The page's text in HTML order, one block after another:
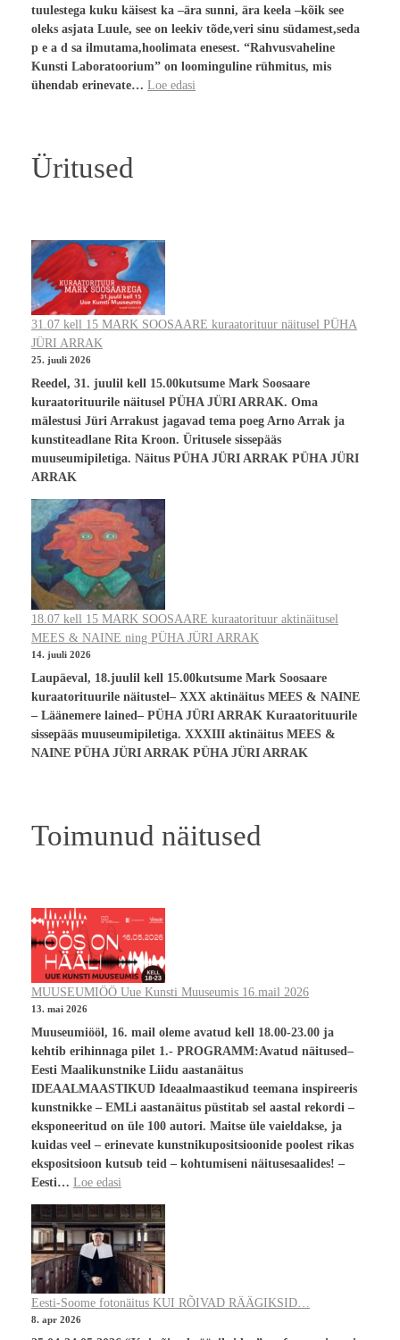
tuulestega kuku käisest ka –ära sunni, ära keela –kõik see
oleks asjata Luule, see on leekiv tõde,veri sinu südamest,seda
p e a d sa ilmutama,hoolimata enesest. “Rahvusvaheline
Kunsti Laboratoorium” on loominguline rühmitus, mis
ühendab erinevate… Loe edasi
Üritused
31.07 kell 15 MARK SOOSAARE kuraatorituur näitusel PÜHA
JÜRI ARRAK
25. juuli 2026
Reedel, 31. juulil kell 15.00kutsume Mark Soosaare
kuraatorituurile näitusel PÜHA JÜRI ARRAK. Oma
mälestusi Jüri Arrakust jagavad tema poeg Arno Arrak ja
kunstiteadlane Rita Kroon. Üritusele sissepääs
muuseumipiletiga. Näitus PÜHA JÜRI ARRAK PÜHA JÜRI
ARRAK
18.07 kell 15 MARK SOOSAARE kuraatorituur aktinäitusel
MEES & NAINE ning PÜHA JÜRI ARRAK
14. juuli 2026
Laupäeval, 18.juulil kell 15.00kutsume Mark Soosaare
kuraatorituurile näitustel– XXX aktinäitus MEES & NAINE
– Läänemere lained– PÜHA JÜRI ARRAK Kuraatorituurile
sissepääs muuseumipiletiga. XXXIII aktinäitus MEES &
NAINE PÜHA JÜRI ARRAK PÜHA JÜRI ARRAK
Toimunud näitused
MUUSEUMIÖÖ Uue Kunsti Muuseumis 16.mail 2026
13. mai 2026
Muuseumiööl, 16. mail oleme avatud kell 18.00-23.00 ja
kehtib erihinnaga pilet 1.- PROGRAMM:Avatud näitused–
Eesti Maalikunstnike Liidu aastanäitus
IDEAALMAASTIKUD Ideaalmaastikud teemana inspireeris
kunstnikke – EMLi aastanäitus püstitab sel aastal rekordi –
eksponeeritud on üle 100 autori. Maitse üle vaieldakse, ja
kuidas veel – erinevate kunstnikupositsioonide poolest rikas
ekspositsioon kutsub teid – kohtumiseni näitusesaalides! –
Eesti… Loe edasi
Eesti-Soome fotonäitus KUI RÕIVAD RÄÄGIKSID…
8. apr 2026